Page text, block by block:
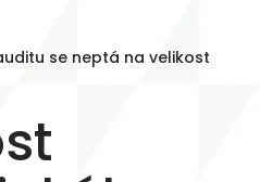
se neptá na velikost